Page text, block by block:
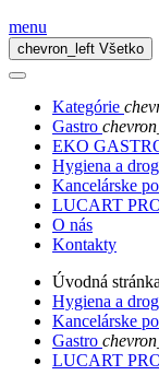
menu
chevron_left Všetko
Kategórie
Gastro
EKO
Hygiena a
Kancelárske
LUCART
O nás
Kontakty
Úvodná stránka
Hygiena a
Kancelárske
Gastro
LUCART